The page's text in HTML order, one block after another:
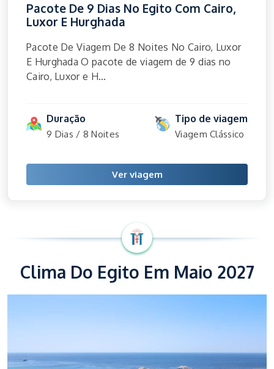
Pacote De 9 Dias No Egito Com Cairo,
Luxor E Hurghada
Pacote De Viagem De 8 Noites No Cairo, Luxor
E Hurghada O pacote de viagem de 9 dias no
Cairo, Luxor e H...
Duração
9 Dias / 8 Noites
Tipo de viagem
Viagem Clássico
Ver viagem
Clima Do Egito Em Maio 2027